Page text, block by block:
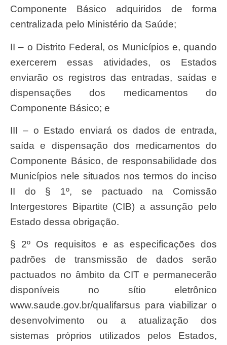
Componente Básico adquiridos de forma
centralizada pelo Ministério da Saúde;
II – o Distrito Federal, os Municípios e, quando
exercerem essas atividades, os Estados
enviarão os registros das entradas, saídas e
dispensações dos medicamentos do
Componente Básico; e
III – o Estado enviará os dados de entrada,
saída e dispensação dos medicamentos do
Componente Básico, de responsabilidade dos
Municípios nele situados nos termos do inciso
II do § 1º, se pactuado na Comissão
Intergestores Bipartite (CIB) a assunção pelo
Estado dessa obrigação.
§ 2º Os requisitos e as especificações dos
padrões de transmissão de dados serão
pactuados no âmbito da CIT e permanecerão
disponíveis no sítio eletrônico
www.saude.gov.br/qualifarsus para viabilizar o
desenvolvimento ou a atualização dos
sistemas próprios utilizados pelos Estados,